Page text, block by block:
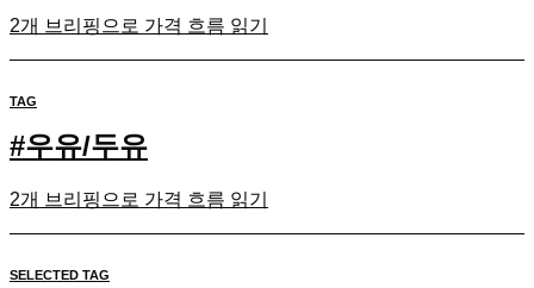
2개 브리핑으로 가격 흐름 읽기
TAG
#우유/두유
2개 브리핑으로 가격 흐름 읽기
SELECTED TAG